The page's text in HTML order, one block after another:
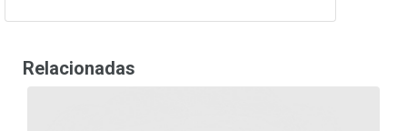
Relacionadas